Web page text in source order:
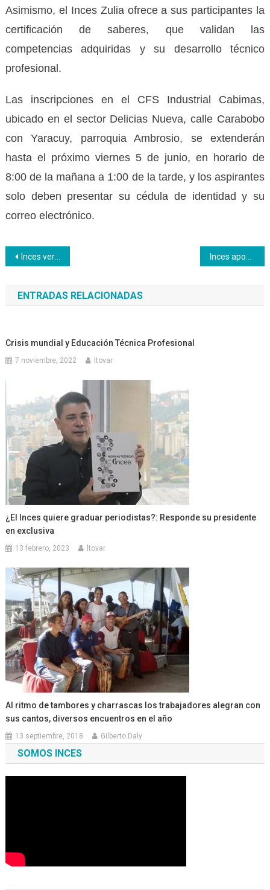
Asimismo, el Inces Zulia ofrece a sus participantes la
certificación de saberes, que validan las
competencias adquiridas y su desarrollo técnico
profesional.
Las inscripciones en el CFS Industrial Cabimas,
ubicado en el sector Delicias Nueva, calle Carabobo
con Yaracuy, parroquia Ambrosio, se extenderán
hasta el próximo viernes 5 de junio, en horario de
8:00 de la mañana a 1:00 de la tarde, y los aspirantes
solo deben presentar su cédula de identidad y su
correo electrónico.
Navegación
de
entradas
Inces verificó deberes formales tributarios en Miranda
ENTRADAS RELACIONADAS
Crisis mundial y Educación Técnica Profesional
7 noviembre, 2022 ltovar
¿El Inces quiere graduar periodistas?: Responde su presidente
en exclusiva
13 febrero, 2023 ltovar
Al ritmo de tambores y charrascas los trabajadores alegran con
sus cantos, diversos encuentros en el año
13 septiembre, 2018 Gilberto Daly
SOMOS INCES